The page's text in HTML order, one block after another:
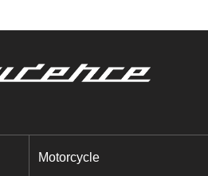
Motorcycle